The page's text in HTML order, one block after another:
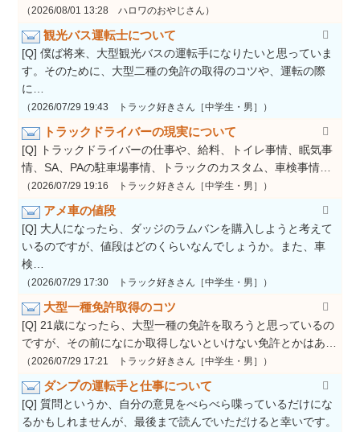
（2026/08/01 13:28 ハロワのおやじさん）
観光バス運転士について
[Q] 僕ば将来、大型観光バスの運転手になりたいと思っていま
す。そのために、大型二種の免許の取得のコツや、運転の際
に…
（2026/07/29 19:43 トラック好きさん［中学生・男］）
トラックドライバーの現実について
[Q] トラックドライバーの仕事や、給料、トイレ事情、眠気事
情、SA、PAの駐車場事情、トラックのカスタム、車検事情…
（2026/07/29 19:16 トラック好きさん［中学生・男］）
アメ車の値段
[Q] 大人になったら、ダッジのラムバンを購入しようと考えて
いるのですが、値段はどのくらいなんでしょうか。また、車
検…
（2026/07/29 17:30 トラック好きさん［中学生・男］）
大型一種免許取得のコツ
[Q] 21歳になったら、大型一種の免許を取ろうと思っているの
ですが、その前になにか取得しないといけない免許とかはあ…
（2026/07/29 17:21 トラック好きさん［中学生・男］）
ダンプの運転手と仕事について
[Q] 質問というか、自分の意見をべらべら喋っているだけにな
るかもしれませんが、最後まで読んでいただけると幸いです。